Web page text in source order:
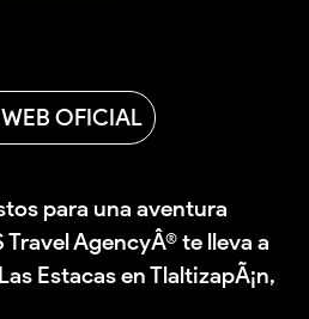
OFICIAL
para una aventura
Travel AgencyÂ® te lleva a
Estacas en TlaltizapÃ¡n,